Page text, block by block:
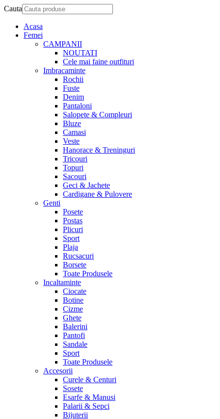
Cauta
Acasa
Femei
CAMPANII
NOUTATI
Cele mai faine outfituri
Imbracaminte
Rochii
Fuste
Denim
Pantaloni
Salopete & Compleuri
Bluze
Camasi
Veste
Hanorace & Treninguri
Tricouri
Topuri
Sacouri
Geci & Jachete
Cardigane & Pulovere
Genti
Posete
Postas
Plicuri
Sport
Plaja
Rucsacuri
Borsete
Toate Produsele
Incaltaminte
Ciocate
Botine
Cizme
Ghete
Balerini
Pantofi
Sandale
Sport
Toate Produsele
Accesorii
Curele & Centuri
Sosete
Esarfe & Manusi
Palarii & Sepci
Bijuterii